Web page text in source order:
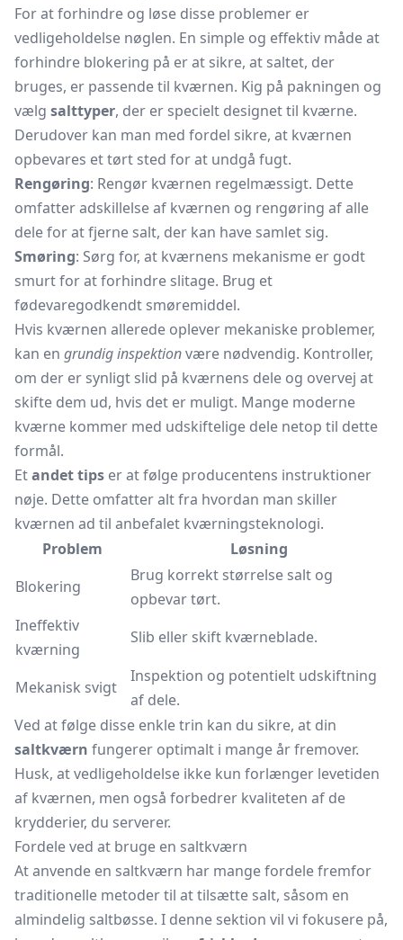
For at forhindre og løse disse problemer er
vedligeholdelse nøglen. En simple og effektiv måde at
forhindre blokering på er at sikre, at saltet, der
bruges, er passende til kværnen. Kig på pakningen og
vælg salttyper, der er specielt designet til kværne.
Derudover kan man med fordel sikre, at kværnen
opbevares et tørt sted for at undgå fugt.
Rengøring: Rengør kværnen regelmæssigt. Dette
omfatter adskillelse af kværnen og rengøring af alle
dele for at fjerne salt, der kan have samlet sig.
Smøring: Sørg for, at kværnens mekanisme er godt
smurt for at forhindre slitage. Brug et
fødevaregodkendt smøremiddel.
Hvis kværnen allerede oplever mekaniske problemer,
kan en grundig inspektionvære nødvendig. Kontroller,
om der er synligt slid på kværnens dele og overvej at
skifte dem ud, hvis det er muligt. Mange moderne
kværne kommer med udskiftelige dele netop til dette
formål.
Etandet tips er at følge producentens instruktioner
nøje. Dette omfatter alt fra hvordan man skiller
kværnen ad til anbefalet kværningsteknologi.
Problem
Løsning
Blokering
Brug korrekt størrelse salt og
opbevar tørt.
Ineffektiv
kværning
Slib eller skift kværneblade.
Mekanisk svigt
Inspektion og potentielt udskiftning
af dele.
Ved at følge disse enkle trin kan du sikre, at din
saltkværn fungerer optimalt i mange år fremover.
Husk, at vedligeholdelse ikke kun forlænger levetiden
af kværnen, men også forbedrer kvaliteten af de
krydderier, du serverer.
Fordele ved at bruge en saltkværn
At anvende en saltkværn har mange fordele fremfor
traditionelle metoder til at tilsætte salt, såsom en
almindelig saltbøsse. I denne sektion vil vi fokusere på,